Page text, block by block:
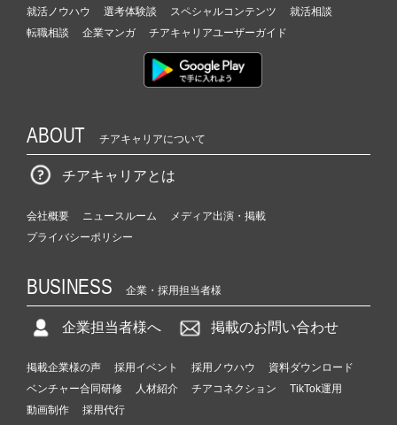
就活ノウハウ 選考体験談 スペシャルコンテンツ
就活相談
転職相談
企業マンガ チアキャリアユーザーガイド
ABOUT チアキャリアについて
チアキャリアとは
会社概要 ニュースルーム
メディア出演・掲載
プライバシーポリシー
BUSINESS 企業・採用担当者様
企業担当者様へ 掲載のお問い合わせ
掲載企業様の声 採用イベント 採用ノウハウ
資料ダウンロード
ベンチャー合同研修
人材紹介 チアコネクション
TikTok運用
動画制作
採用代行